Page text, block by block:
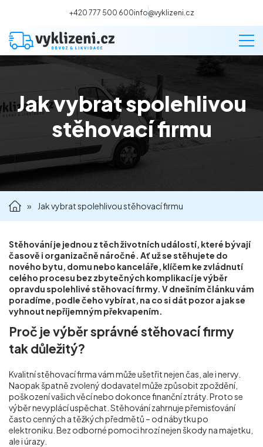
+420 777 500 600info@vyklizeni.cz
Vyklízení
Stěhování
Malování
Deratizace a dezinsekce
Úklid
Příprava nemovitostí na prodej
Reference
Kontakt
Jak vybrat spolehlivou
stěhovací firmu
» Jak vybrat spolehlivou stěhovací firmu
Stěhování je jednou z těch životních událostí, které bývají
časově i organizačně náročné. Ať už se stěhujete do
nového bytu, domu nebo kanceláře, klíčem ke zvládnutí
celého procesu bez zbytečných komplikací je výběr
opravdu spolehlivé stěhovací firmy. V dnešním článku vám
poradíme, podle čeho vybírat, na co si dát pozor a jak se
vyhnout nepříjemným překvapením.
Proč je výběr správné stěhovací firmy
tak důležitý?
Kvalitní stěhovací firma vám může ušetřit nejen čas, ale i nervy.
Naopak špatně zvolený dodavatel může způsobit zpoždění,
poškození vašich věcí nebo dokonce finanční ztráty. Proto se
výběr nevyplácí uspěchat. Stěhování zahrnuje přemisťování
často cenných a těžkých předmětů – od nábytku po
elektroniku. Bez odborné pomoci hrozí nejen škody na majetku,
ale i úrazy.